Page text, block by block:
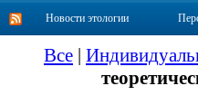
Новости этологии
Все |